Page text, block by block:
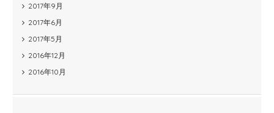
2017年9月
2017年6月
2017年5月
2016年12月
2016年10月